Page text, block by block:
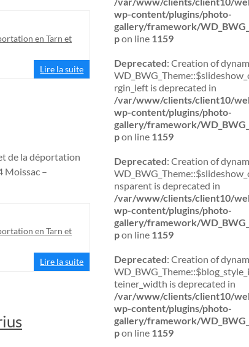
en Tarn et
Lire la suite
de la déportation
Moissac –
en Tarn et
Lire la suite
wp-content/plugins/photo-
gallery/framework/
pon line 1159
Deprecated: Creation of
rgin_left is deprecated in
/var/www/clients/client10/
wp-content/plugins/photo-
gallery/framework/
pon line 1159
Deprecated: Creation of
nsparent is deprecated in
/var/www/clients/client10/
wp-content/plugins/photo-
gallery/framework/
pon line 1159
Deprecated: Creation of
teiner_width is deprecated in
/var/www/clients/client10/
wp-content/plugins/photo-
gallery/framework/
pon line 1159